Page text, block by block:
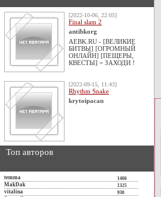
[2022-10-06, 22:05]
Final slam 2
antibkorg
AEBK.RU - [ВЕЛИКИЕ
БИТВЫ] [ОГРОМНЫЙ
ОНЛАЙН] [ПЕЩЕРЫ,
КВЕСТЫ] = ЗАХОДИ !
[2022-09-15, 11:43]
Rhythm Snake
krytoipacan
Топ авторов
temma 1466
MakDak 1325
vitalina 930